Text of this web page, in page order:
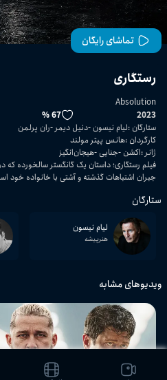
تماشای رایگان
رستگاری
Absolution
2023
67 %
ستارگان :لیام نیسون دنیل دیمر ران پرلمن
کارگردان :هانس پیتر مولند
ژانر :اکشن جنایی هیجان‌انگیز
فیلم رستگاری؛ داستان یک گانگستر سالخورده
جبران اشتباهات گذشته و آشتی با خانواده خود
ستارگان
لیام نیسون
هنرپیشه
ویدیوهای مشابه